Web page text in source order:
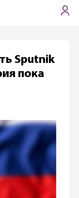
Sputnik
пока